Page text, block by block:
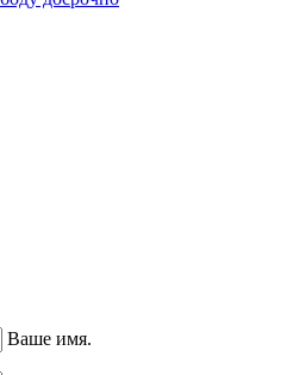
Ваше имя.